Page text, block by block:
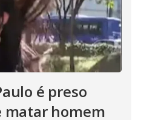
é preso
matar homem